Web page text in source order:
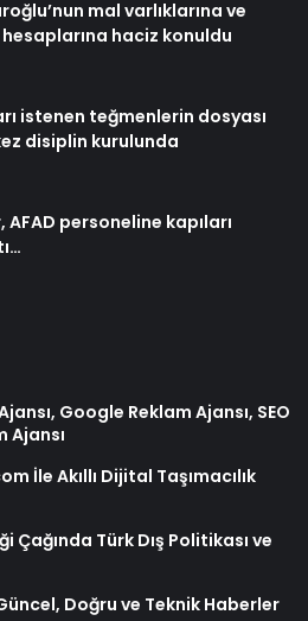
mal varlıklarına ve
haciz konuldu
istenen teğmenlerin dosyası
disiplin kurulunda
personeline kapıları
Google Reklam Ajansı, SEO
Ajansı
İle Akıllı Dijital Taşımacılık
Çağında Türk Dış Politikası ve
Doğru ve Teknik Haberler